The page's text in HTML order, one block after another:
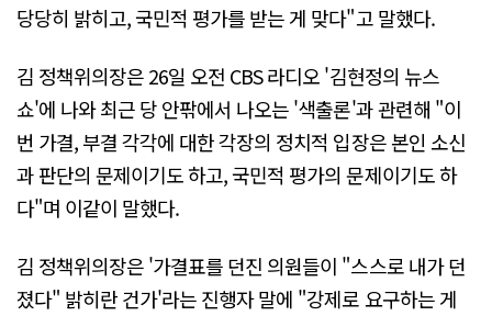
당당히 밝히고, 국민적 평가를 받는 게 맞다"고 말했다.
김 정책위의장은 26일 오전 CBS 라디오 '김현정의 뉴스
쇼'에 나와 최근 당 안팎에서 나오는 '색출론'과 관련해 "이
번 가결, 부결 각각에 대한 각장의 정치적 입장은 본인 소신
과 판단의 문제이기도 하고, 국민적 평가의 문제이기도 하
다"며 이같이 말했다.
김 정책위의장은 '가결표를 던진 의원들이 "스스로 내가 던
졌다" 밝히란 건가'라는 진행자 말에 "강제로 요구하는 게